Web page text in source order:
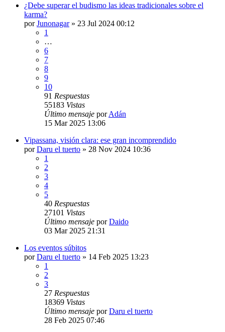
¿Debe superar el budismo las ideas tradicionales sobre el
karma?
porJunonagar» 23 Jul 2024 00:12
1
…
6
7
8
9
10
91 Respuestas
55183 Vistas
Último mensaje porAdán
15 Mar 2025 13:06
Vipassana, visión clara: ese gran incomprendido
porDaru el tuerto » 28 Nov 2024 10:36
1
2
3
4
5
40 Respuestas
27101 Vistas
Último mensaje porDaido
03 Mar 2025 21:31
Los eventos súbitos
porDaru el tuerto » 14 Feb 2025 13:23
1
2
3
27 Respuestas
18369 Vistas
Último mensaje porDaru el tuerto
28 Feb 2025 07:46